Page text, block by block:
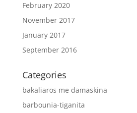
February 2020
November 2017
January 2017
September 2016
Categories
bakaliaros me damaskina
barbounia-tiganita